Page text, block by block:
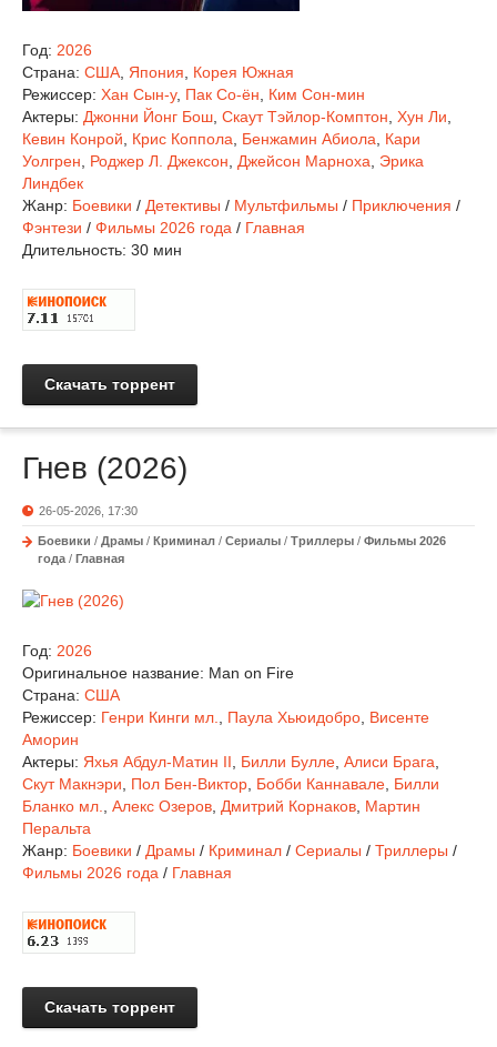
Год: 2026
Страна: США Япония
Корея Южная
Режиссер: Хан Сын-у, Пак Со-ён
Ким Сон-мин
Актеры: Джонни Йонг Бош Скаут Тэйлор-Комптон Хун Ли
Кевин Конрой
Крис Коппола Бенжамин Абиола
Кари
Уолгрен
Роджер Л. Джексон Джейсон Марноха
Эрика
Линдбек
Жанр: Боевики / Детективы / Мультфильмы / Приключения /
Фэнтези / Фильмы 2026 года / Главная
Длительность: 30 мин
Скачать торрент
Гнев (2026)
26-05-2026, 17:30
Боевики / Драмы / Криминал / Сериалы / Триллеры / Фильмы 2026
года / Главная
Год: 2026
Оригинальное название: Man on Fire
Страна: США
Режиссер: Генри Кинги мл. Паула Хьюидобро Висенте
Аморин
Актеры: Яхья Абдул-Матин II Билли Булле Алиси Брага
Скут Макнэри
Пол Бен-Виктор Бобби Каннавале Билли
Бланко мл.
Алекс Озеров Дмитрий Корнаков Мартин
Перальта
Жанр: Боевики / Драмы / Криминал / Сериалы / Триллеры /
Фильмы 2026 года / Главная
Скачать торрент